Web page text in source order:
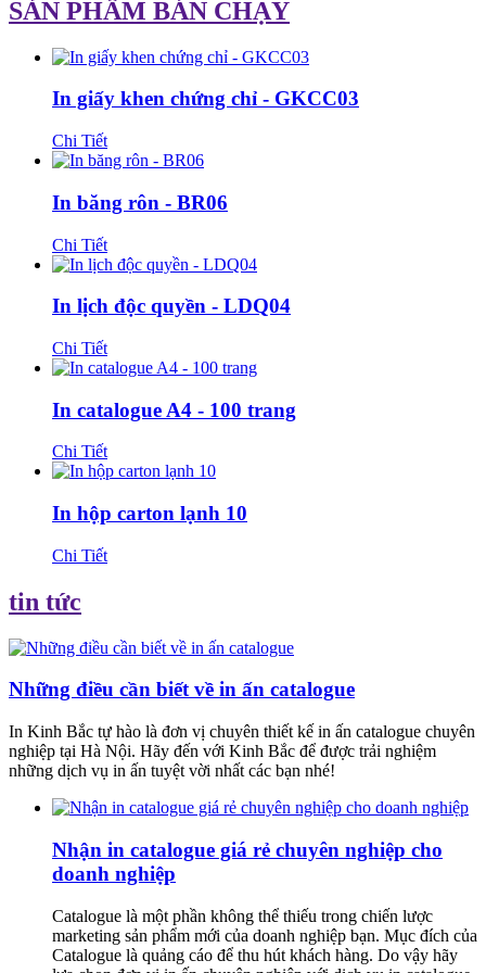
SẢN PHẨM BÁN CHẠY
In giấy khen chứng chỉ - GKCC03
Chi Tiết
In băng rôn - BR06
Chi Tiết
In lịch độc quyền - LDQ04
Chi Tiết
In catalogue A4 - 100 trang
Chi Tiết
In hộp carton lạnh 10
Chi Tiết
tin tức
Những điều cần biết về in ấn catalogue
In Kinh Bắc tự hào là đơn vị chuyên thiết kế in ấn catalogue chuyên
nghiệp tại Hà Nội. Hãy đến với Kinh Bắc để được trải nghiệm
những dịch vụ in ấn tuyệt vời nhất các bạn nhé!
Nhận in catalogue giá rẻ chuyên nghiệp cho
doanh nghiệp
Catalogue là một phần không thể thiếu trong chiến lược
marketing sản phẩm mới của doanh nghiệp bạn. Mục đích của
Catalogue là quảng cáo để thu hút khách hàng. Do vậy hãy